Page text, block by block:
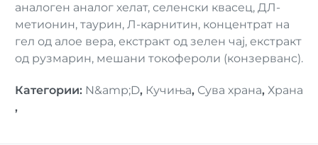
аналоген аналог хелат, селенски квасец, ДЛ-
метионин, таурин, Л-карнитин, концентрат на
гел од алое вера, екстракт од зелен чај, екстракт
од рузмарин, мешани токофероли (конзерванс).
Категории: N&amp;D, Кучиња, Сува храна, Храна
,